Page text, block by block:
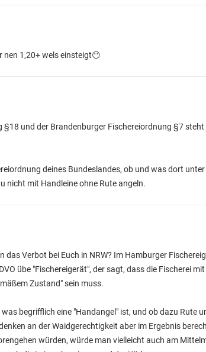
nen 1,20+ wels einsteigt😶
§18 und der Brandenburger Fischereiordnung §7
deines Bundeslandes, ob und was dort
nicht mit Handleine ohne Rute angeln.
das Verbot bei Euch in NRW? Im Hamburger
übe "Fischereigerät", der sagt, dass die Fischerei
Zustand" sein muss.
begrifflich eine "Handangel" ist, und ob dazu Rute
an der Waidgerechtigkeit aber im Ergebnis
würden, würde man vielleicht auch am